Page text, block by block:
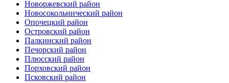
Новоржевский район
Новосокольнический район
Опочецкий район
Островский район
Палкинский район
Печорский район
Плюсский район
Порховский район
Псковский район